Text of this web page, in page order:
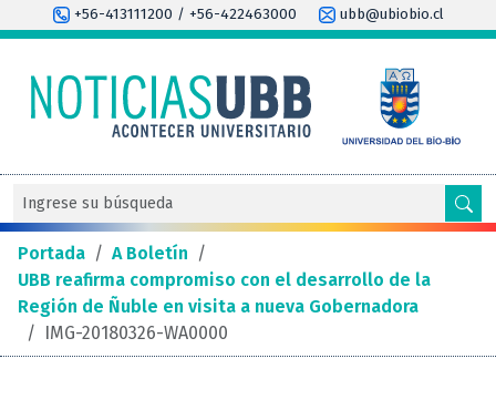
+56-413111200 / +56-422463000 ubb@ubiobio.cl
Portada / A Boletín /
UBB reafirma compromiso con el desarrollo de la
Región de Ñuble en visita a nueva Gobernadora
/ IMG-20180326-WA0000